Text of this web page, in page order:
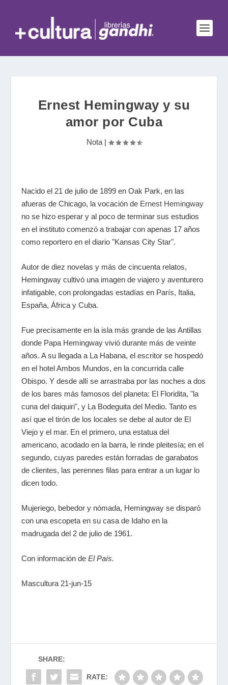
Ernest Hemingway y su
amor por Cuba
Nota|
Nacido el 21 de julio de 1899 en Oak Park, en las
afueras de Chicago, la vocación de Ernest Hemingway
no se hizo esperar y al poco de terminar sus estudios
en el instituto comenzó a trabajar con apenas 17 años
como reportero en el diario "Kansas City Star".
Autor de diez novelas y más de cincuenta relatos,
Hemingway cultivó una imagen de viajero y aventurero
infatigable, con prolongadas estadías en París, Italia,
España, África y Cuba.
Fue precisamente en la isla más grande de las Antillas
donde Papa Hemingway vivió durante más de veinte
años. A su llegada a La Habana, el escritor se hospedó
en el hotel Ambos Mundos, en la concurrida calle
Obispo. Y desde allí se arrastraba por las noches a dos
de los bares más famosos del planeta: El Floridita, "la
cuna del daiquiri", y La Bodeguita del Medio. Tanto es
así que el tirón de los locales se debe al autor de El
Viejo y el mar. En el primero, una estatua del
americano, acodado en la barra, le rinde pleitesía; en el
segundo, cuyas paredes están forradas de garabatos
de clientes, las perennes filas para entrar a un lugar lo
dicen todo.
Mujeriego, bebedor y nómada, Hemingway se disparó
con una escopeta en su casa de Idaho en la
madrugada del 2 de julio de 1961.
Con información de El País.
Mascultura 21-jun-15
SHARE:
RATE: